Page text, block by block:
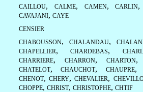
CAILLOU, CALME, CAMEN,CARLIN
CAVAJANI, CAYE
CENSIER
CHABOUSSON, CHALANDAU,
CHAPELLIER,CHARDEBAS,
CHARRIERE, CHARRON, CHARTON
CHATELOT,CHAUCHOT, CHAUPRE,
CHENOT,CHERY,CHEVALIER,
CHOPPE, CHRIST, CHRISTOPHE, CHTIF